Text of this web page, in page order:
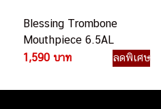
Blessing Trombone
Mouthpiece 6.5AL
Small Shank Silver-
1,590 บาท ลดพิเศษ